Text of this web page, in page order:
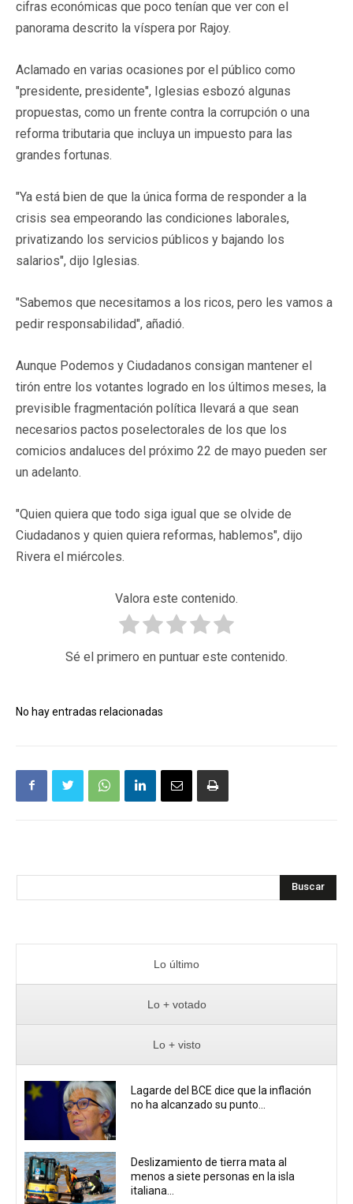
cifras económicas que poco tenían que ver con el
panorama descrito la víspera por Rajoy.
Aclamado en varias ocasiones por el público como
"presidente, presidente", Iglesias esbozó algunas
propuestas, como un frente contra la corrupción o una
reforma tributaria que incluya un impuesto para las
grandes fortunas.
"Ya está bien de que la única forma de responder a la
crisis sea empeorando las condiciones laborales,
privatizando los servicios públicos y bajando los
salarios", dijo Iglesias.
"Sabemos que necesitamos a los ricos, pero les vamos a
pedir responsabilidad", añadió.
Aunque Podemos y Ciudadanos consigan mantener el
tirón entre los votantes logrado en los últimos meses, la
previsible fragmentación política llevará a que sean
necesarios pactos poselectorales de los que los
comicios andaluces del próximo 22 de mayo pueden ser
un adelanto.
"Quien quiera que todo siga igual que se olvide de
Ciudadanos y quien quiera reformas, hablemos", dijo
Rivera el miércoles.
Valora este contenido.
Sé el primero en puntuar este contenido.
No hay entradas relacionadas
Buscar
Lo último
Lo + votado
Lo + visto
Lagarde del BCE dice que la inflación
no ha alcanzado su punto...
Deslizamiento de tierra mata al
menos a siete personas en la isla
italiana...